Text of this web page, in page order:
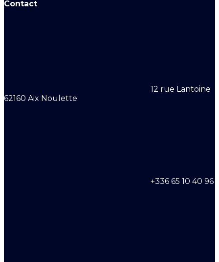
Contact
12 rue Lantoine
62160 Aix Noulette
+336 65 10 40 96